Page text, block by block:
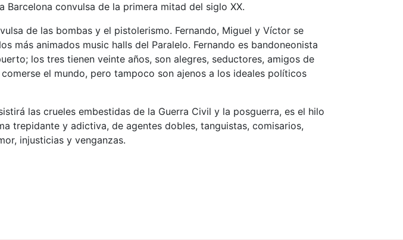
Barcelona convulsa de la primera mitad del siglo XX.
de las bombas y el pistolerismo. Fernando, Miguel y Víctor se
más animados music halls del Paralelo. Fernando es bandoneonista
los tres tienen veinte años, son alegres, seductores, amigos de
el mundo, pero tampoco son ajenos a los ideales políticos
las crueles embestidas de la Guerra Civil y la posguerra, es el hilo
trepidante y adictiva, de agentes dobles, tanguistas, comisarios,
injusticias y venganzas.